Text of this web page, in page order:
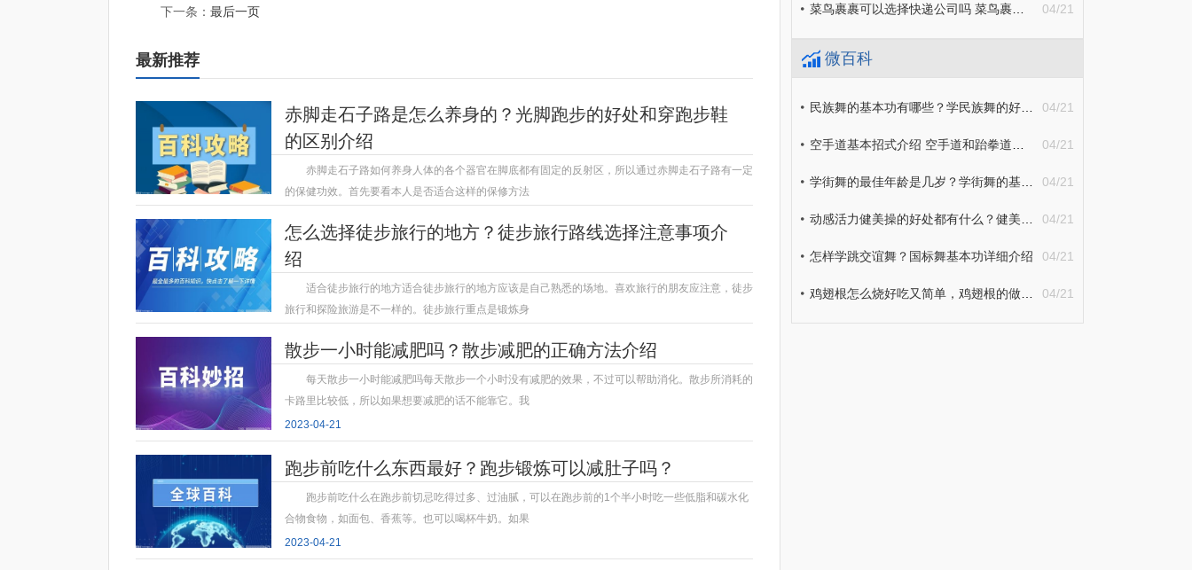
下一条： 最后一页
最新推荐
赤脚走石子路是怎么养身的？光脚跑步的好处和穿跑步鞋
的区别介绍
赤脚走石子路如何养身人体的各个器官在脚底都有固定的反射区，所以通过赤脚走石子路有一定
的保健功效。首先要看本人是否适合这样的保修方法
怎么选择徒步旅行的地方？徒步旅行路线选择注意事项介
绍
适合徒步旅行的地方适合徒步旅行的地方应该是自己熟悉的场地。喜欢旅行的朋友应注意，徒步
旅行和探险旅游是不一样的。徒步旅行重点是锻炼身
散步一小时能减肥吗？散步减肥的正确方法介绍
每天散步一小时能减肥吗每天散步一个小时没有减肥的效果，不过可以帮助消化。散步所消耗的
卡路里比较低，所以如果想要减肥的话不能靠它。我
2023-04-21
跑步前吃什么东西最好？跑步锻炼可以减肚子吗？
跑步前吃什么在跑步前切忌吃得过多、过油腻，可以在跑步前的1个半小时吃一些低脂和碳水化
合物食物，如面包、香蕉等。也可以喝杯牛奶。如果
2023-04-21
04/21
菜鸟裹裹可以选择快递公司吗 菜鸟裹裹寄件可以选择快递公司吗?_全球速讯
微百科
04/21
民族舞的基本功有哪些？学民族舞的好处详细介绍
04/21
空手道基本招式介绍 空手道和跆拳道哪个厉害一些？
04/21
学街舞的最佳年龄是几岁？学街舞的基本功需要哪些？
04/21
动感活力健美操的好处都有什么？健美操的基本步伐怎么学习？
04/21
怎样学跳交谊舞？国标舞基本功详细介绍
04/21
鸡翅根怎么烧好吃又简单，鸡翅根的做法|天天时讯